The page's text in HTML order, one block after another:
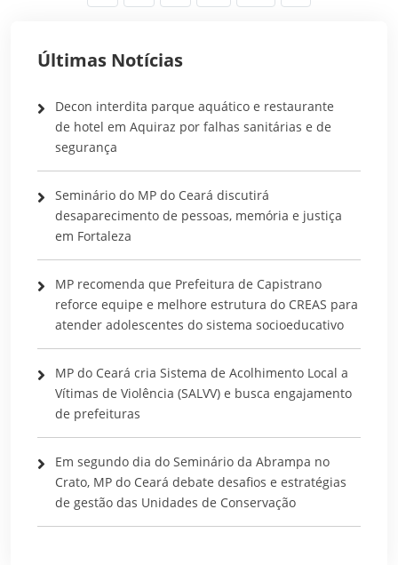
Últimas Notícias
Decon interdita parque aquático e restaurante
de hotel em Aquiraz por falhas sanitárias e de
segurança
Seminário do MP do Ceará discutirá
desaparecimento de pessoas, memória e justiça
em Fortaleza
MP recomenda que Prefeitura de Capistrano
reforce equipe e melhore estrutura do CREAS para
atender adolescentes do sistema socioeducativo
MP do Ceará cria Sistema de Acolhimento Local a
Vítimas de Violência (SALVV) e busca engajamento
de prefeituras
Em segundo dia do Seminário da Abrampa no
Crato, MP do Ceará debate desafios e estratégias
de gestão das Unidades de Conservação